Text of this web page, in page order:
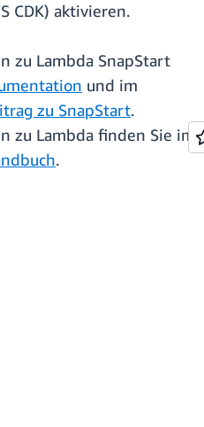
CDK) aktivieren.
zu Lambda SnapStart
und im
zu SnapStart.
zu Lambda finden Sie im
.